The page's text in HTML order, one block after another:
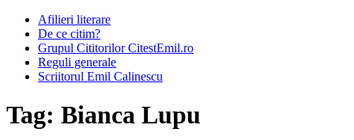
Afilieri literare
De ce citim?
Grupul Cititorilor CitestEmil.ro
Reguli generale
Scriitorul Emil Calinescu
Tag: Bianca Lupu